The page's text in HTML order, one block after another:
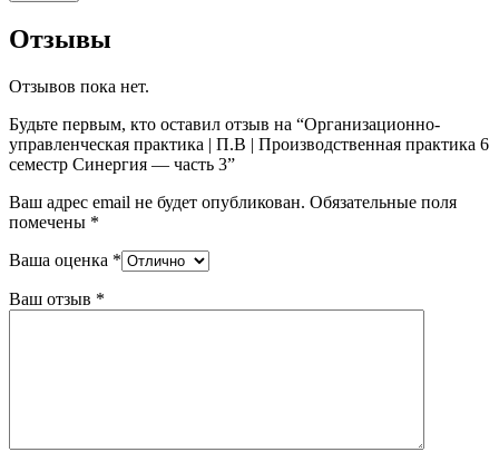
Отзывы
Отзывов пока нет.
Будьте первым, кто оставил отзыв на “Организационно-
управленческая практика | П.В | Производственная практика 6
семестр Синергия — часть 3”
Ваш адрес email не будет опубликован. Обязательные поля
помечены *
Ваша оценка *
Ваш отзыв *